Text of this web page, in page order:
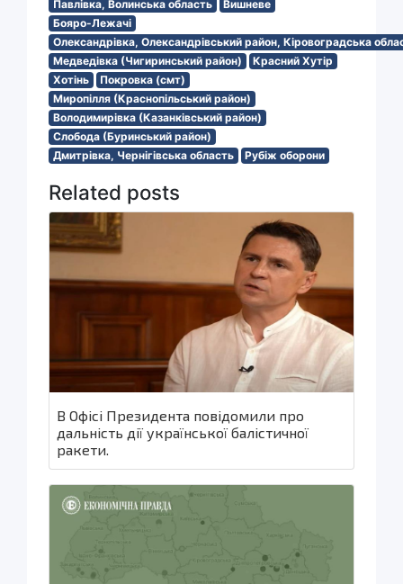
Павлівка, Волинська область
Вишневе
Бояро-Лежачі
Олександрівка, Олександрівський район, Кіровоградська
Медведівка (Чигиринський район)
Красний Хутір
Хотінь
Покровка (смт)
Миропілля (Краснопільський район)
Володимирівка (Казанківський район)
Слобода (Буринський район)
Дмитрівка, Чернігівська область
Рубіж оборони
Related posts
В Офісі Президента повідомили про
дальність дії української балістичної
ракети.